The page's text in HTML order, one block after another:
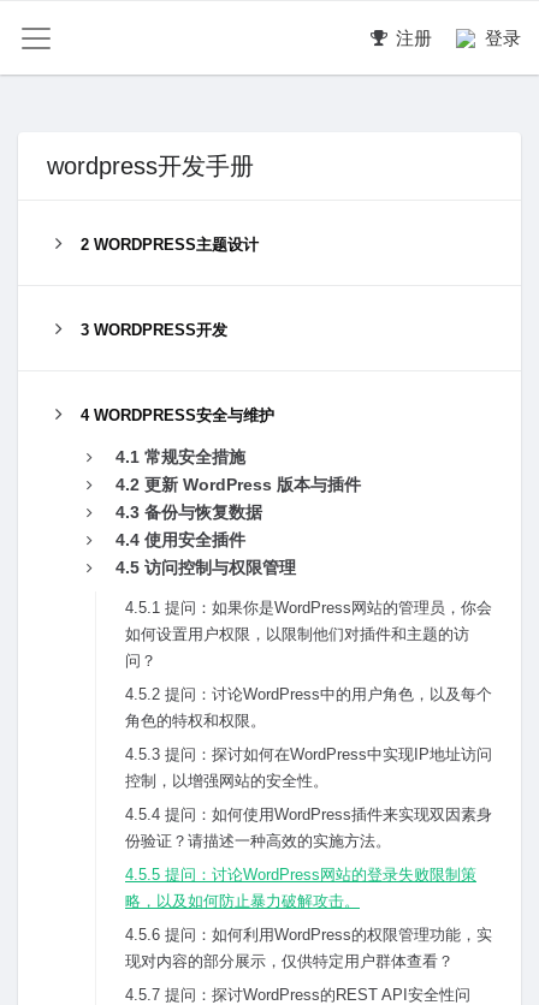
注册 登录
wordpress开发手册
2 WORDPRESS主题设计
3 WORDPRESS开发
4 WORDPRESS安全与维护
4.1 常规安全措施
4.2 更新 WordPress 版本与插件
4.3 备份与恢复数据
4.4 使⽤安全插件
4.5 访问控制与权限管理
4.5.1 提问：如果你是WordPress⽹站的管理员，你会
如何设置⽤户权限，以限制他们对插件和主题的访
问？
4.5.2 提问：讨论WordPress中的⽤户⾓⾊，以及每个
⾓⾊的特权和权限。
4.5.3 提问：探讨如何在WordPress中实现IP地址访问
控制，以增强⽹站的安全性。
4.5.4 提问：如何使⽤WordPress插件来实现双因素⾝
份验证？请描述⼀种⾼效的实施⽅法。
4.5.5 提问：讨论WordPress⽹站的登录失败限制策
略，以及如何防⽌暴⼒破解攻击。
4.5.6 提问：如何利⽤WordPress的权限管理功能，实
现对内容的部分展⽰，仅供特定⽤户群体查看？
4.5.7 提问：探讨WordPress的REST API安全性问